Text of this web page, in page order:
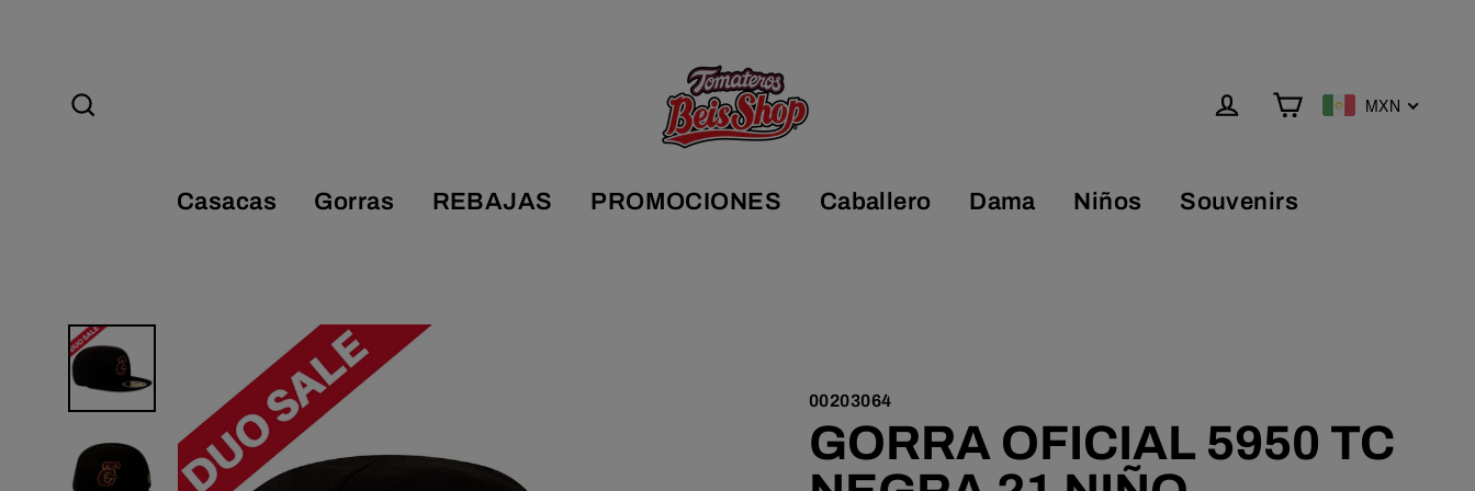
contenido
MXN
Casacas Gorras REBAJAS PROMOCIONES Caballero Dama Niños Souvenirs
00203064
GORRA OFICIAL 5950 TC